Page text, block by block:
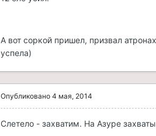
А вот соркой пришел, призвал
успела)
Опубликовано 4 мая, 2014
Слетело - захватим. На Азуре